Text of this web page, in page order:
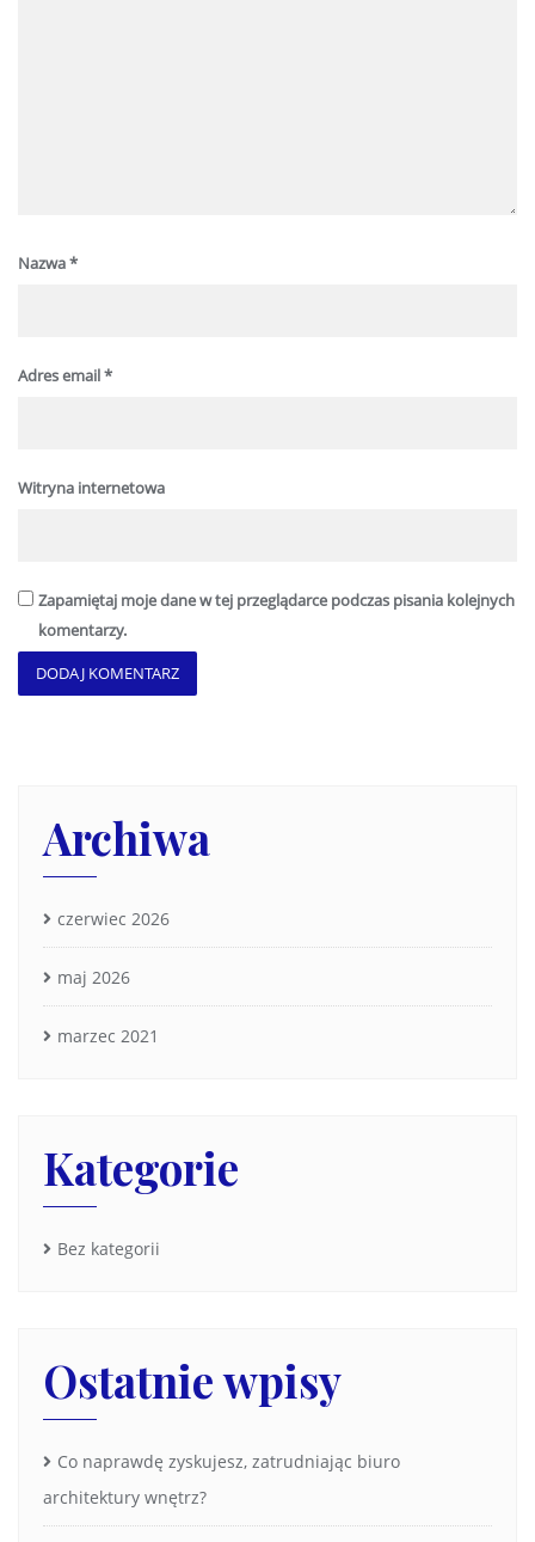
Nazwa*
Adres email*
Witryna internetowa
Zapamiętaj moje dane w tej przeglądarce podczas pisania kolejnych
komentarzy.
Archiwa
czerwiec 2026
maj 2026
marzec 2021
Kategorie
Bez kategorii
Ostatnie wpisy
Co naprawdę zyskujesz, zatrudniając biuro
architektury wnętrz?